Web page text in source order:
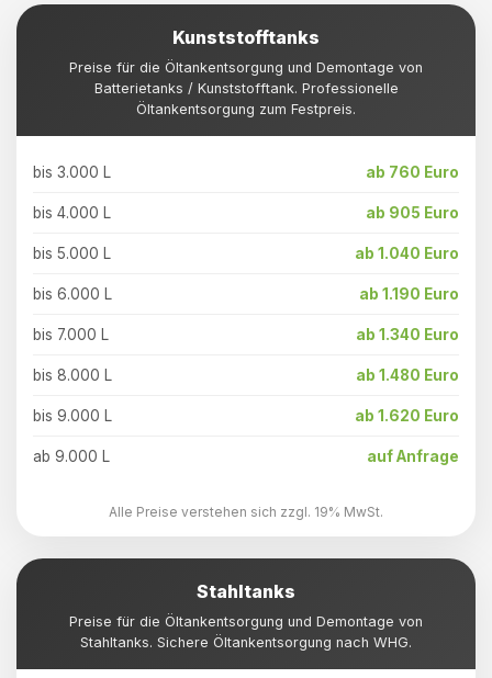
Kunststofftanks
Preise für die Öltankentsorgung und Demontage von
Batterietanks / Kunststofftank. Professionelle
Öltankentsorgung zum Festpreis.
bis 3.000 L ab 760 Euro
bis 4.000 L ab 905 Euro
bis 5.000 L ab 1.040 Euro
bis 6.000 L ab 1.190 Euro
bis 7.000 L ab 1.340 Euro
bis 8.000 L ab 1.480 Euro
bis 9.000 L ab 1.620 Euro
ab 9.000 L auf Anfrage
Alle Preise verstehen sich zzgl. 19% MwSt.
Stahltanks
Preise für die Öltankentsorgung und Demontage von
Stahltanks. Sichere Öltankentsorgung nach WHG.